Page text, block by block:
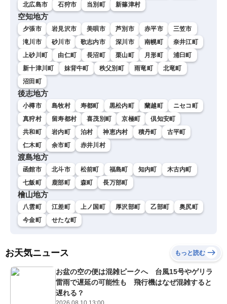
北広島市
石狩市 当別町 新篠津村
空知地方
夕張市 岩見沢市 美唄市 芦別市 赤平市
三笠市
滝川市
砂川市 歌志内市 深川市 南幌町
奈井江町
上砂川町
由仁町 長沼町 栗山町 月形町
浦臼町
新十津川町
妹背牛町 秩父別町 雨竜町
北竜町
沼田町
後志地方
小樽市 島牧村 寿都町 黒松内町 蘭越町
ニセコ町
真狩村
留寿都村 喜茂別町 京極町
倶知安町
共和町
岩内町 泊村 神恵内村 積丹町
古平町
仁木町
余市町 赤井川村
渡島地方
函館市 北斗市 松前町 福島町 知内町
木古内町
七飯町
鹿部町 森町 長万部町
檜山地方
八雲町 江差町 上ノ国町 厚沢部町 乙部町
奥尻町
今金町
せたな町
お天気ニュース もっと読む
お盆の空の便は混雑ピークへ 台風15号やゲリラ
雷雨で遅延の可能性も 飛行機はなぜ混雑すると
遅れる？